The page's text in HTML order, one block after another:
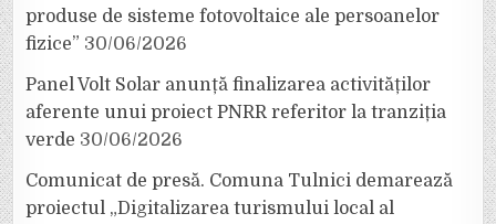
produse de sisteme fotovoltaice ale persoanelor
fizice” 30/06/2026
Panel Volt Solar anunță finalizarea activităților
aferente unui proiect PNRR referitor la tranziția
verde 30/06/2026
Comunicat de presă. Comuna Tulnici demarează
proiectul „Digitalizarea turismului local al